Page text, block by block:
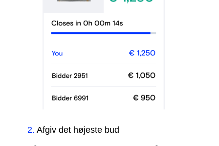
2. Afgiv det højeste bud